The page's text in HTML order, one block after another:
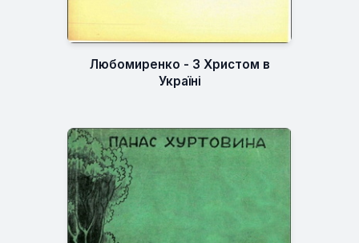
Любомиренко - З Христом в
Україні